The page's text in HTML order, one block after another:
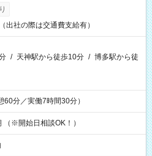
出社の際は交通費支給有）
/ 天神駅から徒歩10分 / 博多駅から徒
分／実働7時間30分）
（※開始日相談OK！）